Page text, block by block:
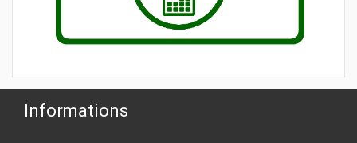
Informations